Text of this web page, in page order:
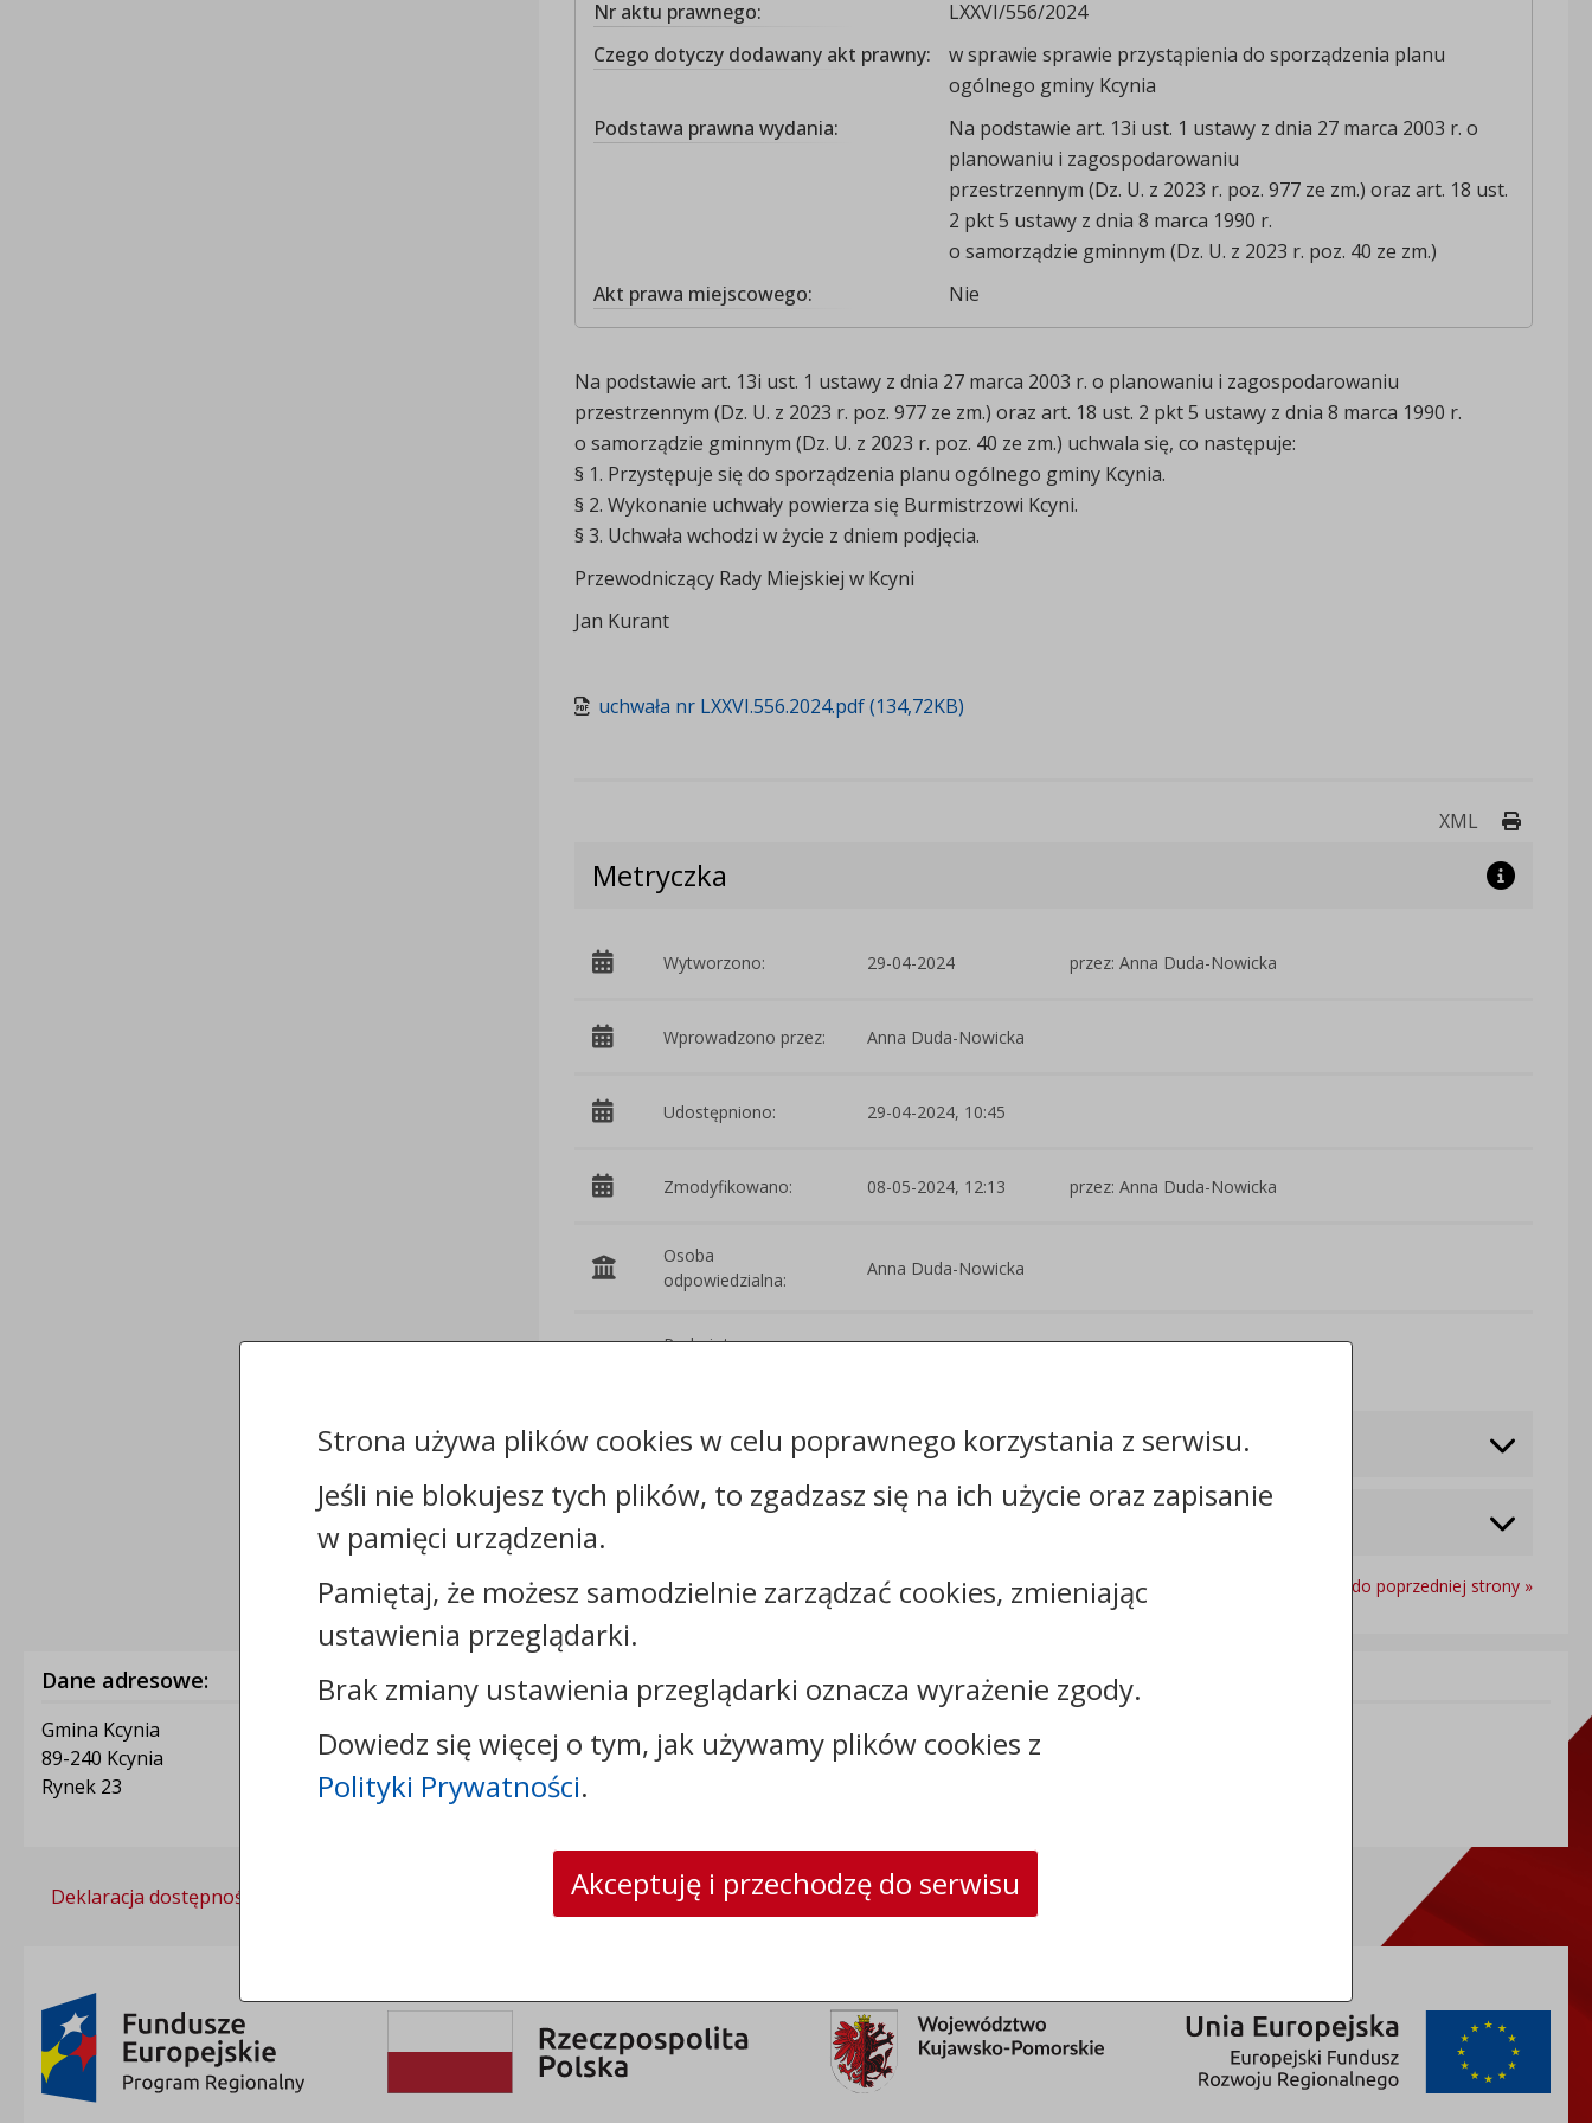
Nr aktu prawnego:
LXXVI/556/2024
Czego dotyczy dodawany akt prawny:
w sprawie sprawie przystąpienia do sporządzenia planu
ogólnego gminy Kcynia
Podstawa prawna wydania:
Na podstawie art. 13i ust. 1 ustawy z dnia 27 marca 2003 r. o
planowaniu i zagospodarowaniu
przestrzennym (Dz. U. z 2023 r. poz. 977 ze zm.) oraz art. 18 ust.
2 pkt 5 ustawy z dnia 8 marca 1990 r.
o samorządzie gminnym (Dz. U. z 2023 r. poz. 40 ze zm.)
Akt prawa miejscowego:
Nie
Na podstawie art. 13i ust. 1 ustawy z dnia 27 marca 2003 r. o planowaniu i zagospodarowaniu
przestrzennym (Dz. U. z 2023 r. poz. 977 ze zm.) oraz art. 18 ust. 2 pkt 5 ustawy z dnia 8 marca 1990 r.
o samorządzie gminnym (Dz. U. z 2023 r. poz. 40 ze zm.) uchwala się, co następuje:
§ 1. Przystępuje się do sporządzenia planu ogólnego gminy Kcynia.
§ 2. Wykonanie uchwały powierza się Burmistrzowi Kcyni.
§ 3. Uchwała wchodzi w życie z dniem podjęcia.
Przewodniczący Rady Miejskiej w Kcyni
Jan Kurant
uchwała nr LXXVI.556.2024.pdf (134,72KB)
XML Drukuj
Metryczka
Wytworzono: 29-04-2024 przez: Anna Duda-Nowicka
Wprowadzono przez: Anna Duda-Nowicka
Udostępniono: 29-04-2024, 10:45
Zmodyfikowano: 08-05-2024, 12:13 przez: Anna Duda-Nowicka
Osoba
odpowiedzialna:
Anna Duda-Nowicka
Podmiot
Załączniki
Rejestr zmian
Powrót do poprzedniej strony »
Dane adresowe:
Gmina Kcynia
89-240 Kcynia
Rynek 23
Kontakt:
tel.:
+48525893720
e-mail:urzad@kcynia.pl
skrytka ePUAP: /umkcynia/skrytka
Informacje dodatkowe:
Deklaracja dostępności
Strona używa plików cookies w celu poprawnego korzystania z serwisu.
Jeśli nie blokujesz tych plików, to zgadzasz się na ich użycie oraz zapisanie
w pamięci urządzenia.
Pamiętaj, że możesz samodzielnie zarządzać cookies, zmieniając
ustawienia przeglądarki.
Brak zmiany ustawienia przeglądarki oznacza wyrażenie zgody.
Dowiedz się więcej o tym, jak używamy plików cookies z
Polityki Prywatności.
Akceptuję i przechodzę do serwisu